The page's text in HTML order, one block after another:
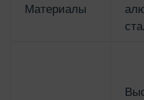
Материалы